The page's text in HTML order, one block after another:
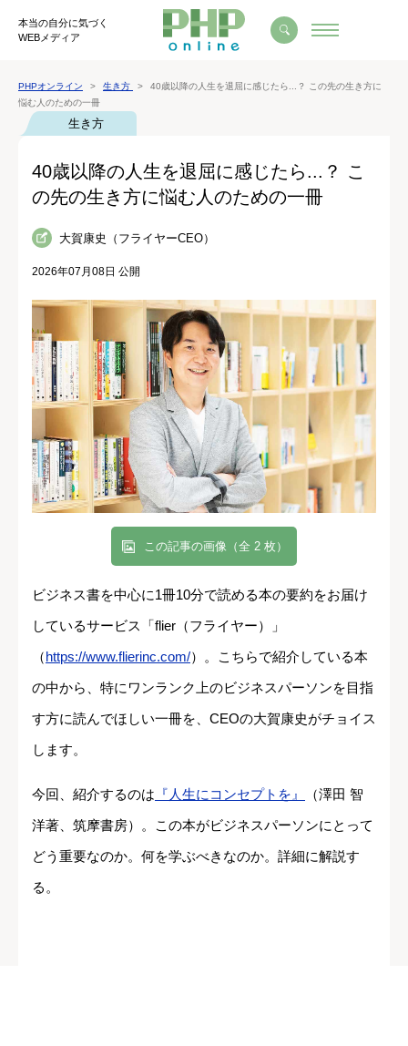
本当の自分に気づく
WEBメディア
PHPオンライン 生き方
40歳以降の人生を退屈に感じたら...？ この先の生き方に
悩む人のための一冊
生き方
40歳以降の人生を退屈に感じたら...？ こ
の先の生き方に悩む人のための一冊
大賀康史（フライヤーCEO）
2026年07月08日 公開
この記事の画像（全 2 枚）
ビジネス書を中心に1冊10分で読める本の要約をお届け
しているサービス「flier（フライヤー）」
（https://www.flierinc.com/）。こちらで紹介している本
の中から、特にワンランク上のビジネスパーソンを目指
す方に読んでほしい一冊を、CEOの大賀康史がチョイス
します。
今回、紹介するのは 『人生にコンセプトを』
（澤田 智
洋著、筑摩書房）。この本がビジネスパーソンにとって
どう重要なのか。何を学ぶべきなのか。詳細に解説す
る。